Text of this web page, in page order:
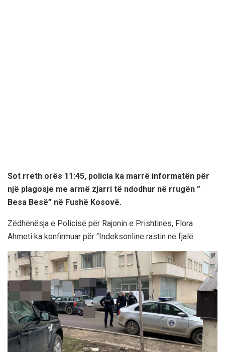
Sot rreth orës 11:45, policia ka marrë informatën për
një plagosje me armë zjarri të ndodhur në rrugën ”
Besa Besë” në Fushë Kosovë.
Zëdhënësja e Policisë për Rajonin e Prishtinës, Flora
Ahmeti ka konfirmuar për “Indeksonline rastin në fjalë.